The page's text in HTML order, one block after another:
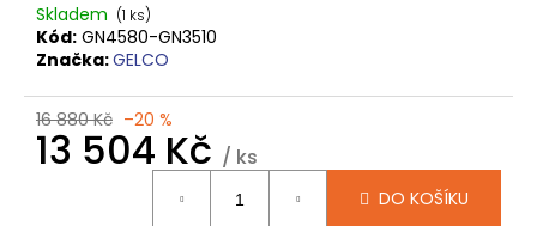
Skladem (1 ks)
Kód: GN4580-GN3510
Značka:GELCO
16 880 Kč –20 %
13 504 Kč / ks
DO KOŠÍKU
e
m
e
SPRCHOVÁ